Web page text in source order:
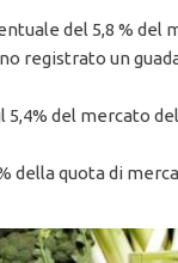
del 5,8 % del
registrato un
5,4% del
della quota di